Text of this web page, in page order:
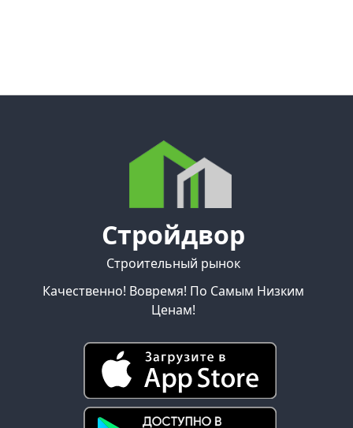
Стройдвор
Строительный рынок
Качественно! Вовремя! По Самым Низким
Ценам!